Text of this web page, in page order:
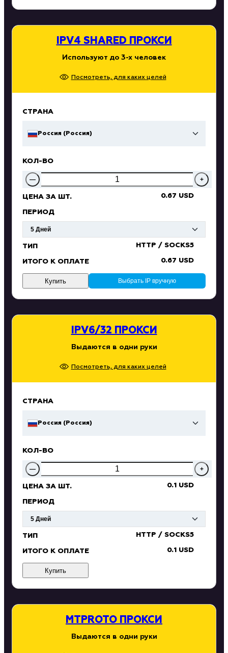
IPV4 SHARED ПРОКСИ
Используют до 3-х человек
Посмотреть, для каких целей
СТРАНА
Россия (Россия)
КОЛ-ВО
— +
ЦЕНА ЗА ШТ. 0.67 USD
ПЕРИОД
ТИП HTTP / SOCKS5
ИТОГО К ОПЛАТЕ 0.67 USD
Выбрать IP вручную
Купить
IPV6/32 ПРОКСИ
Выдаются в одни руки
Посмотреть, для каких целей
СТРАНА
Россия (Россия)
КОЛ-ВО
— +
ЦЕНА ЗА ШТ. 0.1 USD
ПЕРИОД
ТИП HTTP / SOCKS5
ИТОГО К ОПЛАТЕ 0.1 USD
Купить
MTPROTO ПРОКСИ
Выдаются в одни руки